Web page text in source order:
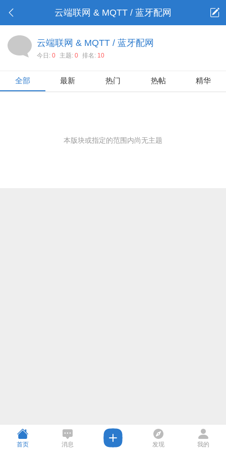
云端联网 & MQTT / 蓝牙配网
云端联网 & MQTT / 蓝牙配网
今日: 0 主题: 0 排名: 10
全部 最新 热门 热帖 精华
本版块或指定的范围内尚无主题
首页 消息 发现 我的